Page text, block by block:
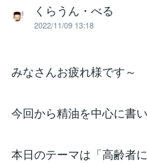
くらうん・べる
2022/11/09 13:18
みなさんお疲れ様です～
今回から精油を中心に書
本日のテーマは「高齢者